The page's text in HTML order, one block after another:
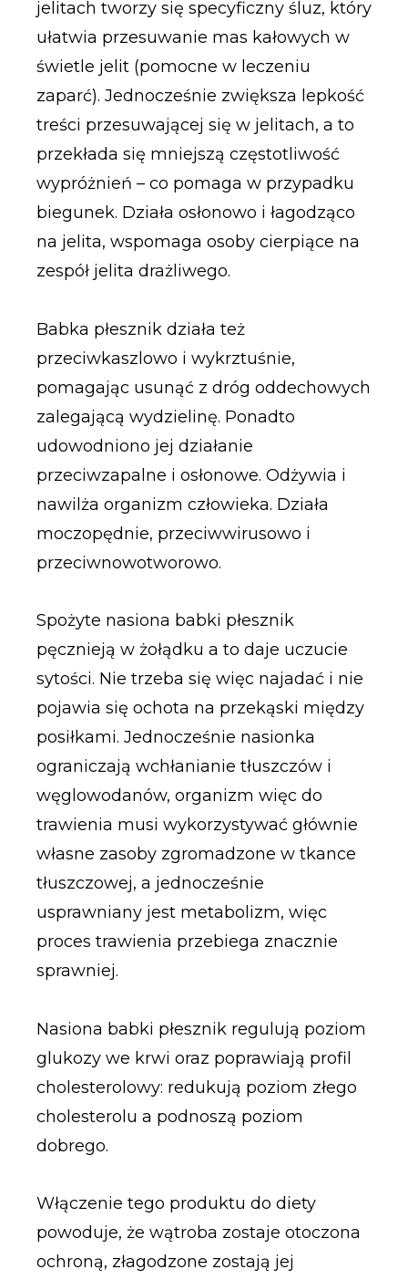
jelitach tworzy się specyficzny śluz, który
ułatwia przesuwanie mas kałowych w
świetle jelit (pomocne w leczeniu
zaparć). Jednocześnie zwiększa lepkość
treści przesuwającej się w jelitach, a to
przekłada się mniejszą częstotliwość
wypróżnień – co pomaga w przypadku
biegunek. Działa osłonowo i łagodząco
na jelita, wspomaga osoby cierpiące na
zespół jelita drażliwego.
Babka płesznik działa też
przeciwkaszlowo i wykrztuśnie,
pomagając usunąć z dróg oddechowych
zalegającą wydzielinę. Ponadto
udowodniono jej działanie
przeciwzapalne i osłonowe. Odżywia i
nawilża organizm człowieka. Działa
moczopędnie, przeciwwirusowo i
przeciwnowotworowo.
Spożyte nasiona babki płesznik
pęcznieją w żołądku a to daje uczucie
sytości. Nie trzeba się więc najadać i nie
pojawia się ochota na przekąski między
posiłkami. Jednocześnie nasionka
ograniczają wchłanianie tłuszczów i
węglowodanów, organizm więc do
trawienia musi wykorzystywać głównie
własne zasoby zgromadzone w tkance
tłuszczowej, a jednocześnie
usprawniany jest metabolizm, więc
proces trawienia przebiega znacznie
sprawniej.
Nasiona babki płesznik regulują poziom
glukozy we krwi oraz poprawiają profil
cholesterolowy: redukują poziom złego
cholesterolu a podnoszą poziom
dobrego.
Włączenie tego produktu do diety
powoduje, że wątroba zostaje otoczona
ochroną, złagodzone zostają jej